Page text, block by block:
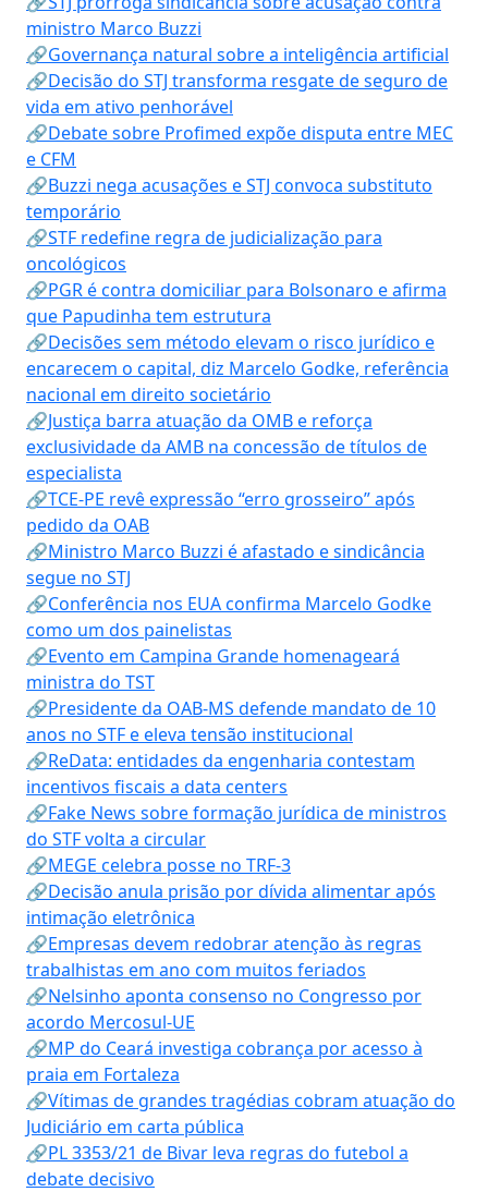
ministro Marco Buzzi
🔗Governança natural sobre a inteligência artificial
🔗Decisão do STJ transforma resgate de seguro de
vida em ativo penhorável
🔗Debate sobre Profimed expõe disputa entre MEC
e CFM
🔗Buzzi nega acusações e STJ convoca substituto
temporário
🔗STF redefine regra de judicialização para
oncológicos
🔗PGR é contra domiciliar para Bolsonaro e afirma
que Papudinha tem estrutura
🔗Decisões sem método elevam o risco jurídico e
encarecem o capital, diz Marcelo Godke, referência
nacional em direito societário
🔗Justiça barra atuação da OMB e reforça
exclusividade da AMB na concessão de títulos de
especialista
🔗TCE-PE revê expressão “erro grosseiro” após
pedido da OAB
🔗Ministro Marco Buzzi é afastado e sindicância
segue no STJ
🔗Conferência nos EUA confirma Marcelo Godke
como um dos painelistas
🔗Evento em Campina Grande homenageará
ministra do TST
🔗Presidente da OAB-MS defende mandato de 10
anos no STF e eleva tensão institucional
🔗ReData: entidades da engenharia contestam
incentivos fiscais a data centers
🔗Fake News sobre formação jurídica de ministros
do STF volta a circular
🔗MEGE celebra posse no TRF-3
🔗Decisão anula prisão por dívida alimentar após
intimação eletrônica
🔗Empresas devem redobrar atenção às regras
trabalhistas em ano com muitos feriados
🔗Nelsinho aponta consenso no Congresso por
acordo Mercosul-UE
🔗MP do Ceará investiga cobrança por acesso à
praia em Fortaleza
🔗Vítimas de grandes tragédias cobram atuação do
Judiciário em carta pública
🔗PL 3353/21 de Bivar leva regras do futebol a
debate decisivo